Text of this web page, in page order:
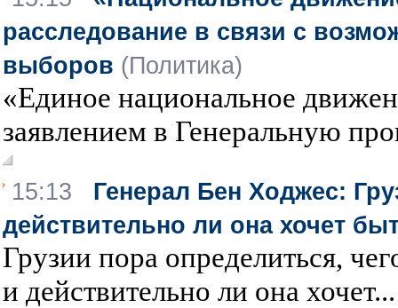
расследование в связи с
выборов (Политика)
«Единое национальное
заявлением в Генеральную
15:13 Генерал Бен Ходжес:
действительно ли она хочет
Грузии пора определиться,
и действительно ли она хочет...